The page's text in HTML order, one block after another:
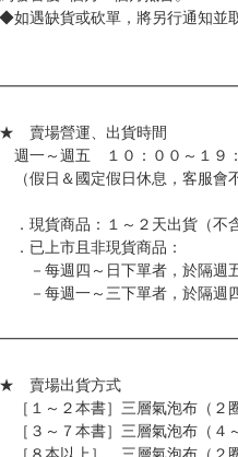
◆網路購物取貨後開箱時建議全程
訂金金額將退回至買動漫錢包。
◆日本精品為受注代購性質，結單
◆日本精品圖像僅供參考，設計及
約發售後1個月-2個月抵台。
◆如遇缺貨或砍單，將另行通知並
週一～週五 １０：００～１９：
（假日＆國定假日休息，客服會
．現貨商品：１～２天出貨（不